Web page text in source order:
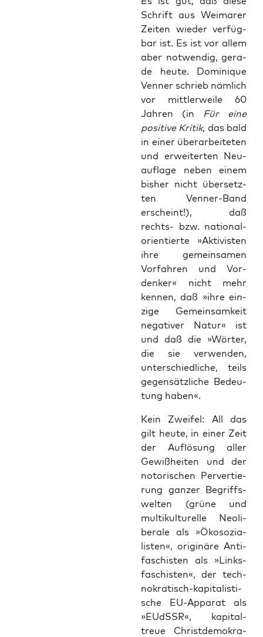
Schrift aus Wei­ma­rer
Zei­ten wie­der ver­füg­
bar ist. Es ist vor allem
aber not­wen­dig, gera­
de heu­te. Domi­ni­que
Ven­ner schrieb näm­lich
vor mitt­ler­wei­le 60
Jah­ren (in Für eine
posi­ti­ve Kri­tik, das bald
in einer über­ar­bei­te­ten
und erwei­ter­ten Neu­
auf­la­ge neben einem
bis­her nicht über­setz­
ten Ven­ner-Band
erscheint!), daß
rechts- bzw. natio­nal­
ori­en­tier­te »Akti­vis­ten
ihre gemein­sa­men
Vor­fah­ren und Vor­
den­ker« nicht mehr
ken­nen, daß »ihre ein­
zi­ge Gemein­sam­keit
nega­ti­ver Natur« ist
und daß die »Wör­ter,
die sie ver­wen­den,
unter­schied­li­che, teils
gegen­sätz­li­che Bedeu­
tung haben«.
Kein Zwei­fel: All das
gilt heu­te, in einer Zeit
der Auf­lö­sung aller
Gewiß­hei­ten und der
noto­ri­schen Per­ver­tie­
rung gan­zer Begriffs­
wel­ten (grü­ne und
mul­ti­kul­tu­rel­le Neo­li­
be­ra­le als »Öko­so­zia­
lis­ten«, ori­gi­nä­re Anti­
fa­schis­ten als »Links­
fa­schis­ten«, der tech­
no­kra­tisch-kapi­ta­lis­ti­
sche EU-Appa­rat als
»EUdSSR«, kapi­tal­
treue Christ­de­mo­kra­